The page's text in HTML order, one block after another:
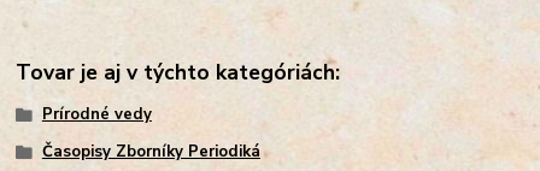
Tovar je aj v týchto kategóriách:
Prírodné vedy
Časopisy Zborníky Periodiká